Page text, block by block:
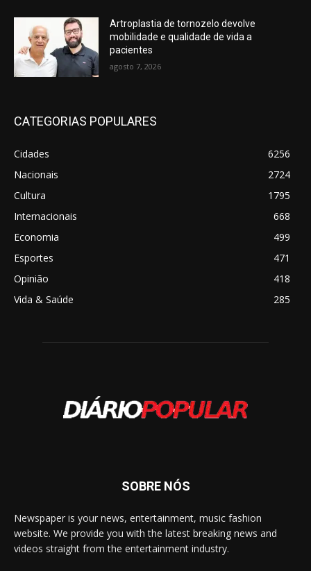
Artroplastia de tornozelo devolve
mobilidade e qualidade de vida a
pacientes
agosto 7, 2026
CATEGORIAS POPULARES
Cidades
6256
Nacionais
2724
Cultura
1795
Internacionais
668
Economia
499
Esportes
471
Opinião
418
Vida & Saúde
285
SOBRE NÓS
Newspaper is your news, entertainment, music fashion
website. We provide you with the latest breaking news and
videos straight from the entertainment industry.